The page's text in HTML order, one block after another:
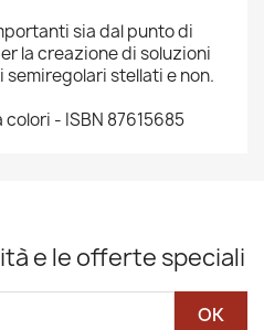
sia dal punto di
la creazione di soluzioni
stellati e non.
colori - ISBN 87615685
e le offerte speciali